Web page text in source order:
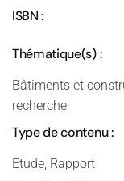
ISBN :
Thématique(s) :
Bâtiments et
recherche
Type de contenu :
Etude, Rapport